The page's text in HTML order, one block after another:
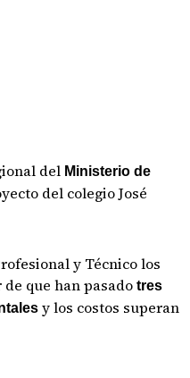
del Ministerio de
del colegio José
y Técnico los
que han pasado tres
y los costos superan